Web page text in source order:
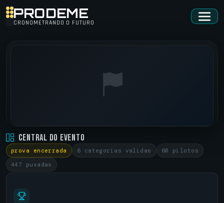
PRODEME
CRONOMETRANDO O FUTURO
BATATAIS STREET RACING • BATATAIS STREET RACING
BATATAIS-SP • 30/09/2018
Central do Evento
prova encerrada 6 categorias validas
60 pilotos
447 puxadas